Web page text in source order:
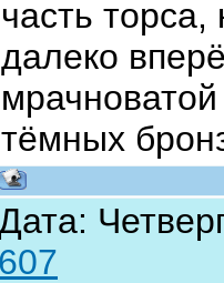
часть торса,
далеко
тёмных
607